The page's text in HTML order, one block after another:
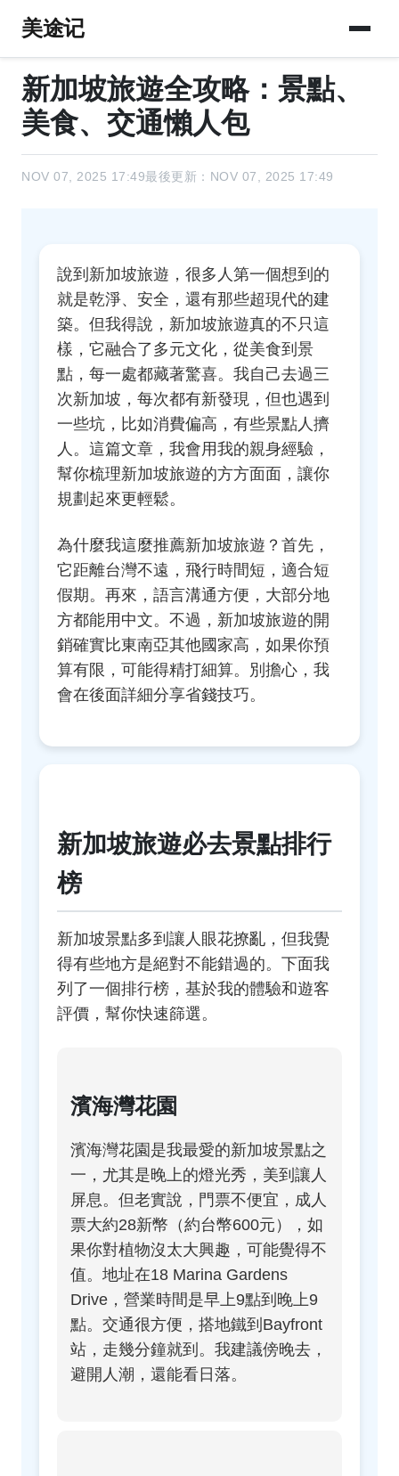
美途记
新加坡旅遊全攻略：景點、
美食、交通懶人包
NOV 07, 2025 17:49最後更新：NOV 07, 2025 17:49
說到新加坡旅遊，很多人第一個想到的
就是乾淨、安全，還有那些超現代的建
築。但我得說，新加坡旅遊真的不只這
樣，它融合了多元文化，從美食到景
點，每一處都藏著驚喜。我自己去過三
次新加坡，每次都有新發現，但也遇到
一些坑，比如消費偏高，有些景點人擠
人。這篇文章，我會用我的親身經驗，
幫你梳理新加坡旅遊的方方面面，讓你
規劃起來更輕鬆。
為什麼我這麼推薦新加坡旅遊？首先，
它距離台灣不遠，飛行時間短，適合短
假期。再來，語言溝通方便，大部分地
方都能用中文。不過，新加坡旅遊的開
銷確實比東南亞其他國家高，如果你預
算有限，可能得精打細算。別擔心，我
會在後面詳細分享省錢技巧。
新加坡旅遊必去景點排行
榜
新加坡景點多到讓人眼花撩亂，但我覺
得有些地方是絕對不能錯過的。下面我
列了一個排行榜，基於我的體驗和遊客
評價，幫你快速篩選。
濱海灣花園
濱海灣花園是我最愛的新加坡景點之
一，尤其是晚上的燈光秀，美到讓人
屏息。但老實說，門票不便宜，成人
票大約28新幣（約台幣600元），如
果你對植物沒太大興趣，可能覺得不
值。地址在18 Marina Gardens
Drive，營業時間是早上9點到晚上9
點。交通很方便，搭地鐵到Bayfront
站，走幾分鐘就到。我建議傍晚去，
避開人潮，還能看日落。